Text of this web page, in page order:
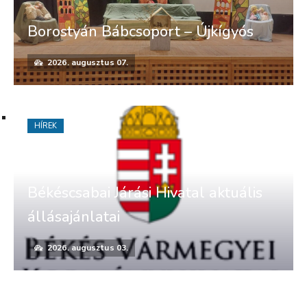
Borostyán Bábcsoport – Újkígyós
2026. augusztus 07.
Békéscsabai Járási Hivatal aktuális
állásajánlatai
2026. augusztus 03.
HÍREK